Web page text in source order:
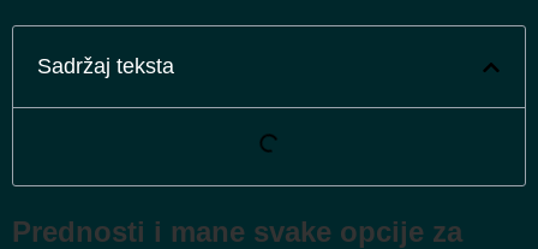
Sadržaj teksta
Prednosti i mane svake opcije za